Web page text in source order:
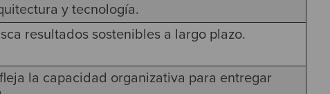
y tecnología.
resultados sostenibles a largo plazo.
la capacidad organizativa para entregar